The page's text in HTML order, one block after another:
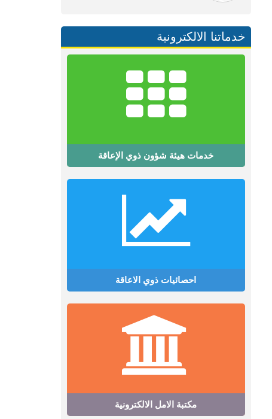
خدماتنا الالكترونية
خدمات هيئة شؤون ذوي الإعاقة
احصائيات ذوي الاعاقة
مكتبة الامل الالكترونية